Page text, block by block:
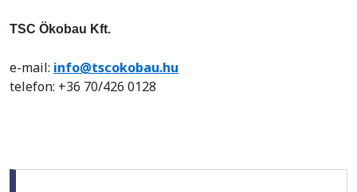
TSC Ökobau Kft.
e-mail: info@tscokobau.hu
telefon: +36 70/426 0128